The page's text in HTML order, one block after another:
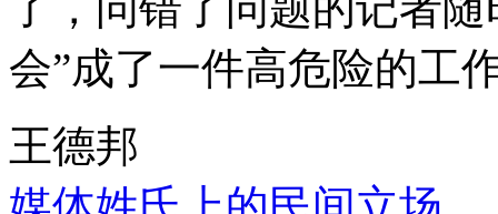
会”成了一件高危险的工
王德邦